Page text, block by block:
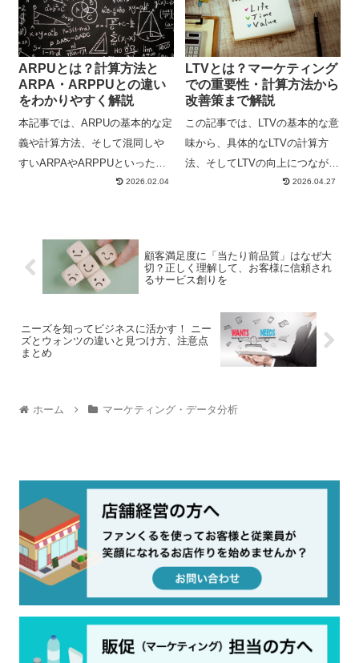
応用例、分析の注意点も分かり
やすく紹介します。
ARPUとは？計算方法と
ARPA・ARPPUとの違い
をわかりやすく解説
本記事では、ARPUの基本的な定
義や計算方法、そして混同しや
すいARPAやARPPUといった類
似指標との違いについて、具体
2026.02.04
LTVとは？マーケティング
での重要性・計算方法から
改善策まで解説
この記事では、LTVの基本的な意
味から、具体的なLTVの計算方
法、そしてLTVの向上につながる
施策までを網羅的に解説しま
2026.04.27
顧客満足度に「当たり前品質」はなぜ大
切？正しく理解して、お客様に信頼され
るサービス創りを
ニーズを知ってビジネスに活かす！ ニー
ズとウォンツの違いと見つけ方、注意点
まとめ
ホーム マーケティング・データ分析